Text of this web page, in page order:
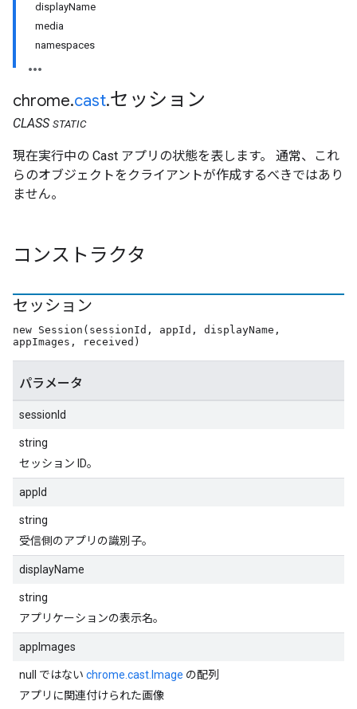
displayName
media
namespaces
chrome.cast.セッション
CLASS STATIC
現在実行中の Cast アプリの状態を表します。 通常、これ
らのオブジェクトをクライアントが作成するべきではあり
ません。
コンストラクタ
セッション
new Session(sessionId, appId, displayName,
appImages, received)
パラメータ
sessionId
string
セッション ID。
appId
string
受信側のアプリの識別子。
displayName
string
アプリケーションの表示名。
appImages
null ではない chrome.cast.Image の配列
アプリに関連付けられた画像